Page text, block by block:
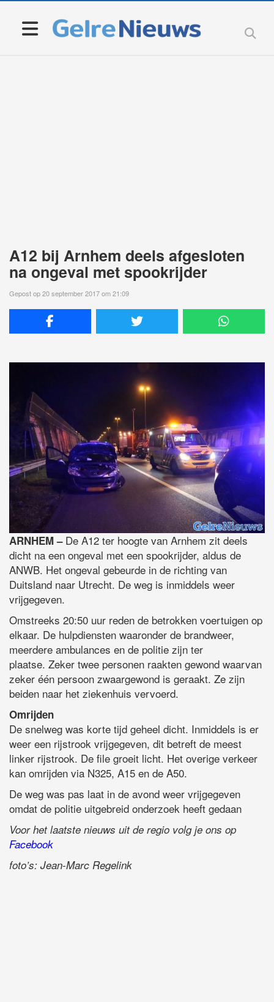
A12 bij Arnhem deels afgesloten
na ongeval met spookrijder
Gepost op 20 september 2017 om 21:09
ARNHEM – De A12 ter hoogte van Arnhem zit deels
dicht na een ongeval met een spookrijder, aldus de
ANWB. Het ongeval gebeurde in de richting van
Duitsland naar Utrecht. De weg is inmiddels weer
vrijgegeven.
Omstreeks 20:50 uur reden de betrokken voertuigen op
elkaar. De hulpdiensten waaronder de brandweer,
meerdere ambulances en de politie zijn ter
plaatse. Zeker twee personen raakten gewond waarvan
zeker één persoon zwaargewond is geraakt. Ze zijn
beiden naar het ziekenhuis vervoerd.
Omrijden
De snelweg was korte tijd geheel dicht. Inmiddels is er
weer een rijstrook vrijgegeven, dit betreft de meest
linker rijstrook. De file groeit licht. Het overige verkeer
kan omrijden via N325, A15 en de A50.
De weg was pas laat in de avond weer vrijgegeven
omdat de politie uitgebreid onderzoek heeft gedaan
Voor het laatste nieuws uit de regio volg je ons op
Facebook
foto’s: Jean-Marc Regelink